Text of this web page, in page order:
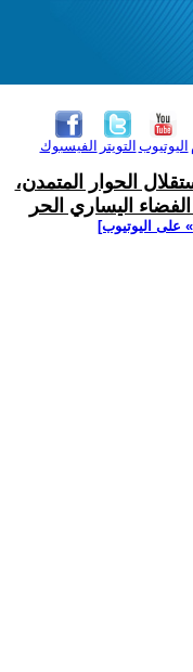
الفيسبوك التويتر اليوتيوب
الحوار المتمدن،
اليساري الحر
على اليوتيوب]